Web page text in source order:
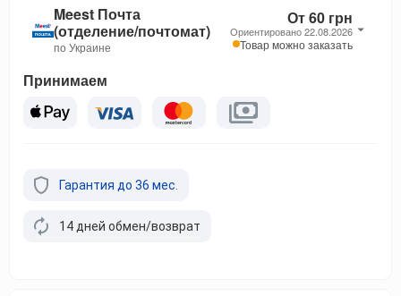
Meest Почта
(отделение/почтомат)
по Украине
От 60 грн
Ориентировано 22.08.2026
Товар можно заказать
Принимаем
Гарантия до 36 мес.
14 дней обмен/возврат